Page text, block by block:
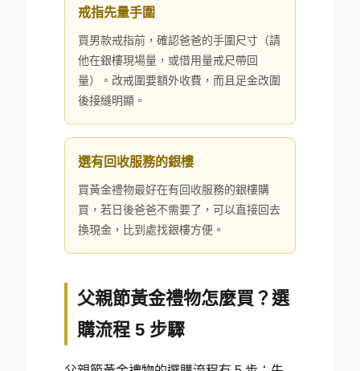
戒指先量手圍
買男款戒指前，確認爸爸的手圍尺寸（請
他在銀樓現場量，或借用量戒尺帶回
量）。改戒圍要額外收費，而且足金改圍
後接縫明顯。
選有回收服務的銀樓
買黃金禮物最好在有回收服務的銀樓購
買，若日後爸爸不需要了，可以直接回去
換現金，比到處找銀樓方便。
父親節黃金禮物怎麼買？選
購流程 5 步驟